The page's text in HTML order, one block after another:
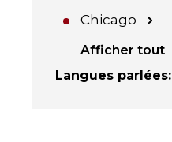
Chicago
Afficher tout
Langues parlées: